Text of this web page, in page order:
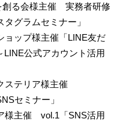
る会様主催 実務者研修
グラムセミナー」
ップ様主催「LINE友だ
公式アカウント活用
ステリア様主催
セミナー」
様主催 vol.1「SNS活用